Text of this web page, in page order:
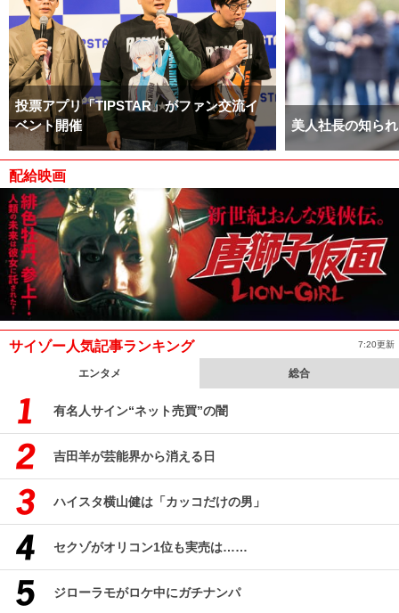
投票アプリ「TIPSTAR」がファン交流イ
ベント開催
美人社長の知ら
配給映画
サイゾー人気記事ランキング 7:20更新
エンタメ 総合
有名人サイン“ネット売買”の闇
吉田羊が芸能界から消える日
ハイスタ横山健は「カッコだけの男」
セクゾがオリコン1位も実売は……
ジローラモがロケ中にガチナンパ